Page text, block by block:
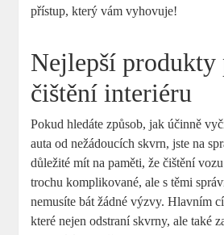
přístup, který vám vyhovuje!
Nejlepší produkty
čištění interiéru
Pokud hledáte způsob, jak účinně
auta od nežádoucích skvrn, jste na
důležité mít na paměti, že čištění
trochu komplikované, ale s těmi
nemusíte bát žádné výzvy. Hlavním
které nejen odstraní skvrny, ale také